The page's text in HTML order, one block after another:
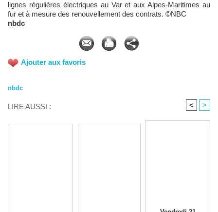
lignes régulières électriques au Var et aux Alpes-Maritimes au
fur et à mesure des renouvellement des contrats. ©NBC
nbdc
Ajouter aux favoris
nbdc
LIRE AUSSI : < >